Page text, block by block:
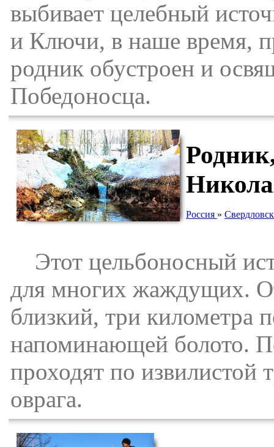
выбивает целебный
и Ключи, в наше время,
родник обустроен и
Победоносца.
Россия »
Этот цельбоносный
для многих жаждущих.
близкий, три километра
напоминающей болото.
проходят по извилистой
оврага.